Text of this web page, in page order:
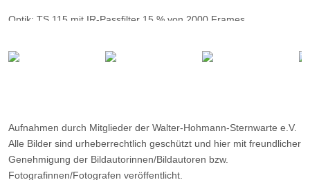
Optik: TS 115 mit IR-Passfilter 15 % von 2000 Frames
Aufnahmen durch Mitglieder der Walter-Hohmann-Sternwarte e.V.
Alle Bilder sind urheberrechtlich geschützt und hier mit freundlicher
Genehmigung der Bildautorinnen/Bildautoren bzw.
Fotografinnen/Fotografen veröffentlicht.